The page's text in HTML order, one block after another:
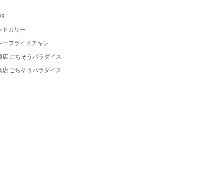
ドカリー
ーフライドチキン
店 ごちそうパラダイス
店 ごちそうパラダイス